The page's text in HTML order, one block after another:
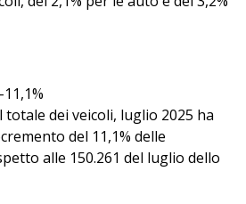
dei veicoli, luglio 2025 ha
del 11,1% delle
alle 150.261 del luglio dello